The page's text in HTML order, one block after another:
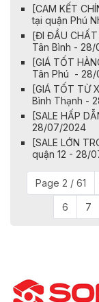
[CAM KẾT
tại quận Phú
[ĐI ĐẦU CHẤT
Tân Bình -
[GIÁ TỐT
Tân Phú -
[GIÁ TỐT TỪ
Bình Thạnh -
[SALE HẤP
28/07/2024
[SALE LỚN
quận 12 - 28/
Page 2 / 61
6 7